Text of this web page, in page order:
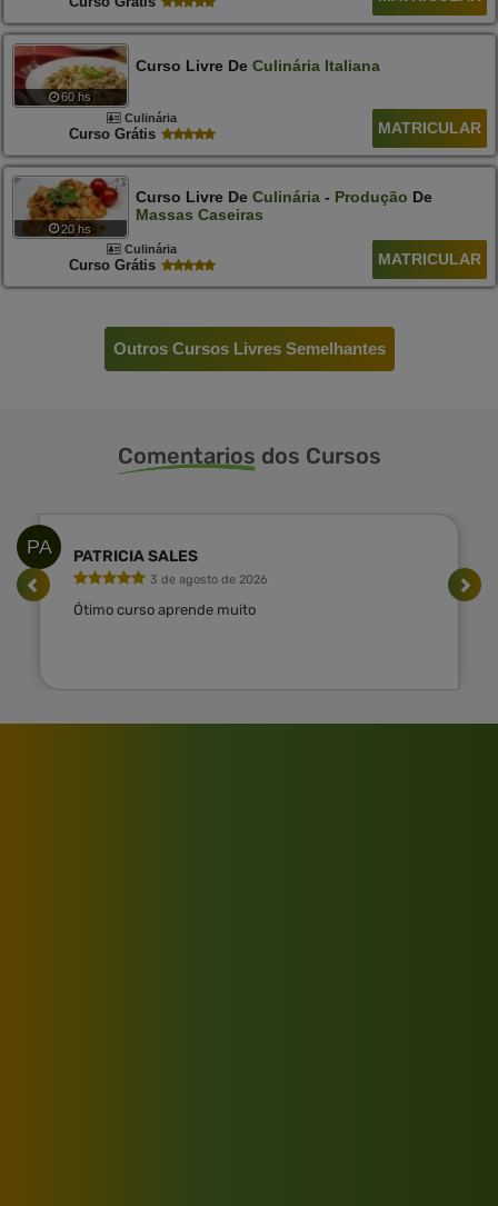
60 hs
Curso Livre De Culinária Italiana
Culinária
Curso Grátis MATRICULAR
20 hs
Curso Livre De Culinária- Produção De
Massas Caseiras
Culinária
Curso Grátis MATRICULAR
Outros Cursos Livres Semelhantes
Comentarios dos Cursos
PA PATRICIA SALES
3 de agosto de 2026
Ótimo curso aprende muito